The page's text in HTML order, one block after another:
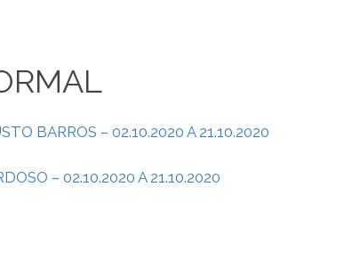
BARROS – 02.10.2020 A 21.10.2020
– 02.10.2020 A 21.10.2020